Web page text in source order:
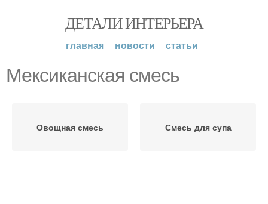
ДЕТАЛИ ИНТЕРЬЕРА
главная новости статьи
Мексиканская смесь
Овощная смесь Смесь для супа